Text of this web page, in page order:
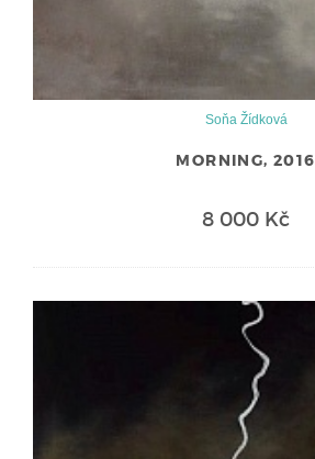
Soňa Žídková
MORNING, 2016
8 000 Kč